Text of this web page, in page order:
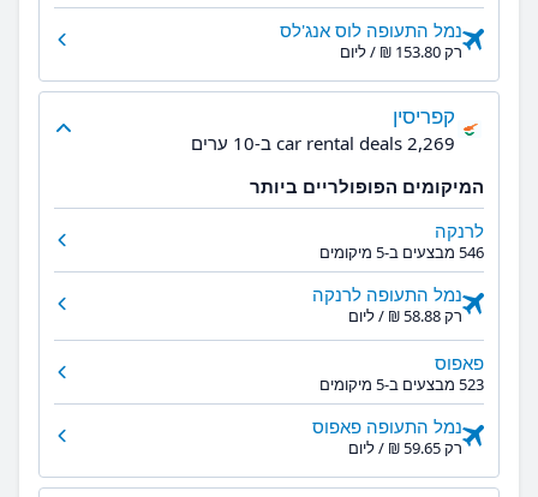
נמל התעופה לוס אנג'לס
רק ‏153.80 ‏₪ / ליום
קפריסין
2,269 car rental deals ב-10 ערים
המיקומים הפופולריים ביותר
לרנקה
546 מבצעים ב-5 מיקומים
נמל התעופה לרנקה
רק ‏58.88 ‏₪ / ליום
פאפוס
523 מבצעים ב-5 מיקומים
נמל התעופה פאפוס
רק ‏59.65 ‏₪ / ליום